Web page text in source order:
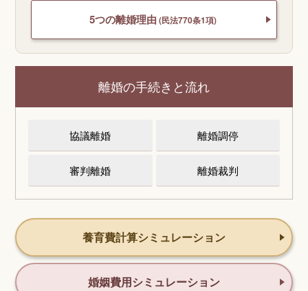
5つの離婚理由 (民法770条1項)
離婚の手続きと流れ
協議離婚 離婚調停
審判離婚 離婚裁判
養育費計算シミュレーション
婚姻費用シミュレーション